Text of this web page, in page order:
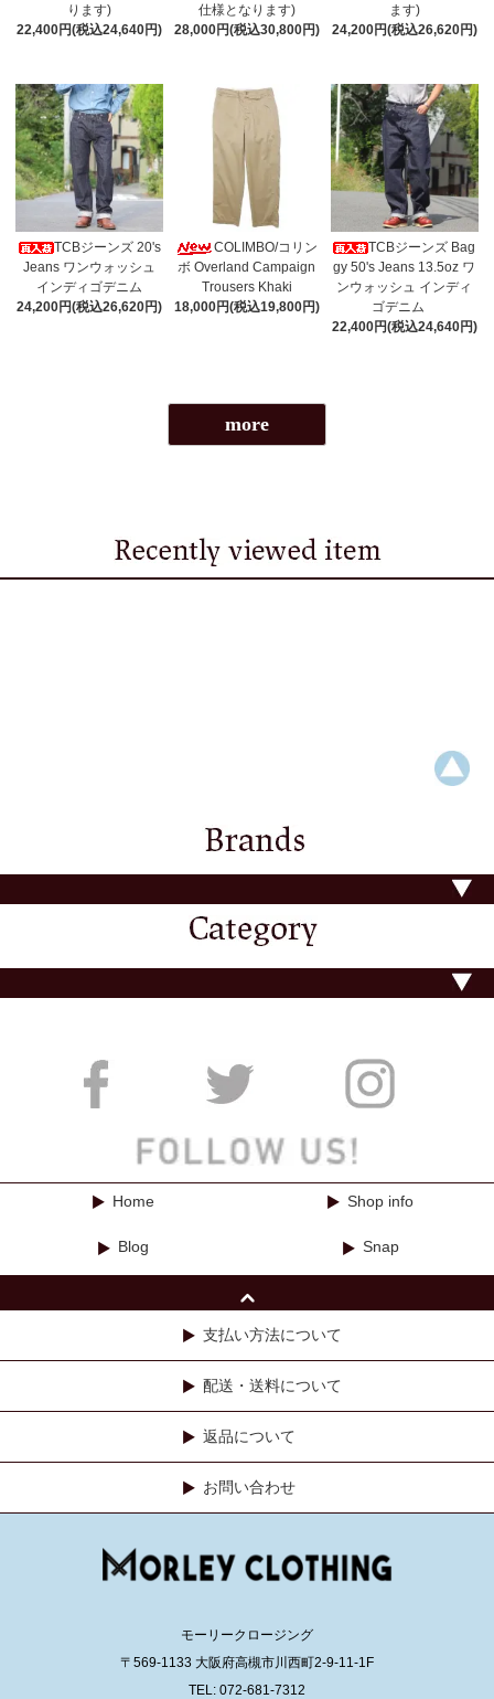
ります)
22,400円(税込24,640円)
仕様となります)
28,000円(税込30,800円)
ます)
24,200円(税込26,620円)
TCBジーンズ 20's
Jeans ワンウォッシュ
インディゴデニム
24,200円(税込26,620円)
COLIMBO/コリン
ボ Overland Campaign
Trousers Khaki
18,000円(税込19,800円)
TCBジーンズ Bag
gy 50's Jeans 13.5oz ワ
ンウォッシュ インディ
ゴデニム
22,400円(税込24,640円)
more
Home Shop info
Blog Snap
支払い方法について
配送・送料について
返品について
お問い合わせ
モーリークロージング
〒569-1133 大阪府高槻市川西町2-9-11-1F
TEL: 072-681-7312